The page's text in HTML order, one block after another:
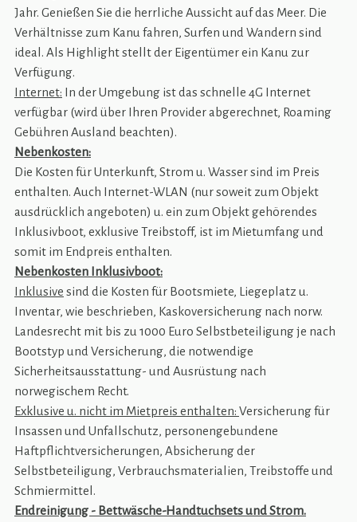
Jahr. Genießen Sie die herrliche Aussicht auf das Meer. Die
Verhältnisse zum Kanu fahren, Surfen und Wandern sind
ideal. Als Highlight stellt der Eigentümer ein Kanu zur
Verfügung.
Internet: In der Umgebung ist das schnelle 4G Internet
verfügbar (wird über Ihren Provider abgerechnet, Roaming
Gebühren Ausland beachten).
Nebenkosten:
Die Kosten für Unterkunft, Strom u. Wasser sind im Preis
enthalten. Auch Internet-WLAN (nur soweit zum Objekt
ausdrücklich angeboten) u. ein zum Objekt gehörendes
Inklusivboot, exklusive Treibstoff, ist im Mietumfang und
somit im Endpreis enthalten.
Nebenkosten Inklusivboot:
Inklusive sind die Kosten für Bootsmiete, Liegeplatz u.
Inventar, wie beschrieben, Kaskoversicherung nach norw.
Landesrecht mit bis zu 1000 Euro Selbstbeteiligung je nach
Bootstyp und Versicherung, die notwendige
Sicherheitsausstattung- und Ausrüstung nach
norwegischem Recht.
Exklusive u. nicht im Mietpreis enthalten: Versicherung für
Insassen und Unfallschutz, personengebundene
Haftpflichtversicherungen, Absicherung der
Selbstbeteiligung, Verbrauchsmaterialien, Treibstoffe und
Schmiermittel.
Endreinigung - Bettwäsche-Handtuchsets und Strom.